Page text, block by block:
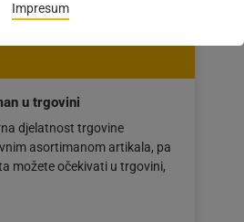
Impresum
u trgovini
djelatnost trgovine
asortimanom artikala, pa
možete očekivati u trgovini,